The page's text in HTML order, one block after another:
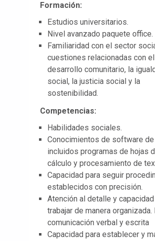
Formación:
Estudios universitarios.
Nivel avanzado paquete office.
Familiaridad con el sector
cuestiones relacionadas con el
desarrollo comunitario, la
social, la justicia social y la
sostenibilidad.
Competencias:
Habilidades sociales.
Conocimientos de software
incluidos programas de hojas
cálculo y procesamiento de
Capacidad para seguir
establecidos con precisión.
Atención al detalle y
trabajar de manera organizada.
comunicación verbal y escrita
Capacidad para establecer y